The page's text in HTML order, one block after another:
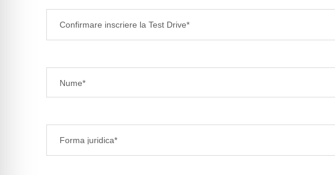
Confirmare inscriere la Test Drive*
Forma juridica*